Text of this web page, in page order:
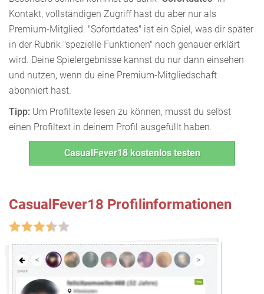
Kontakt, vollständigen Zugriff hast du aber nur als
Premium-Mitglied. "Sofortdates" ist ein Spiel, was dir später
in der Rubrik "spezielle Funktionen" noch genauer erklärt
wird. Deine Spielergebnisse kannst du nur dann einsehen
und nutzen, wenn du eine Premium-Mitgliedschaft
abonniert hast.
Tipp: Um Profiltexte lesen zu können, musst du selbst
einen Profiltext in deinem Profil ausgefüllt haben.
CasualFever18 kostenlos testen
CasualFever18 Profilinformationen